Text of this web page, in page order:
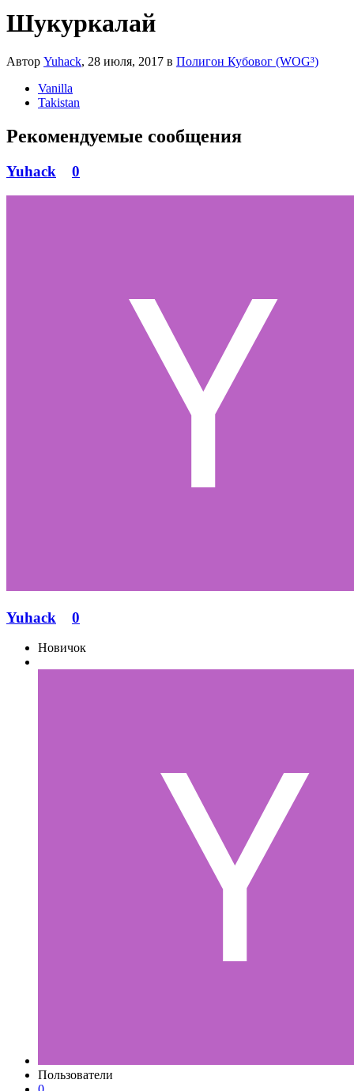
Шукуркалай
Автор Yuhack, 28 июля, 2017 в Полигон Кубовог (WOG³)
Vanilla
Takistan
Рекомендуемые сообщения
Yuhack 0
Yuhack 0
Новичок
Пользователи